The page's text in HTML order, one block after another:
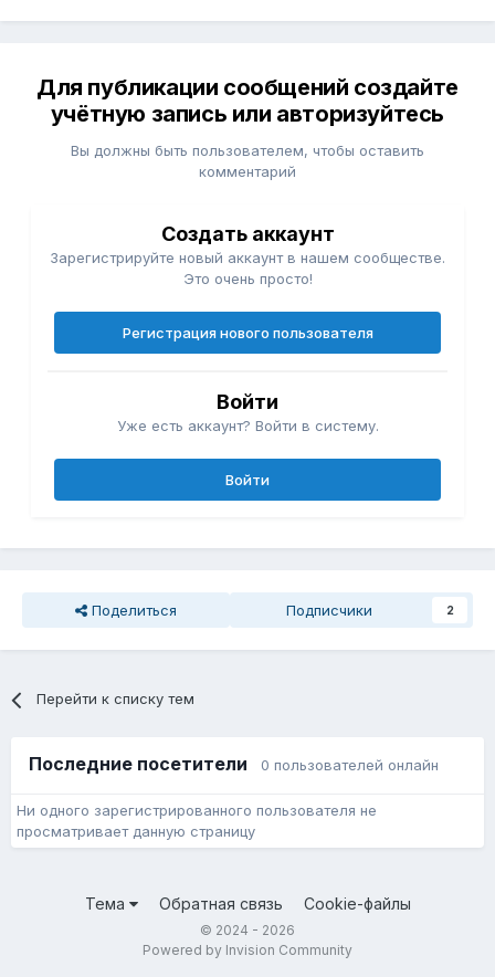
Для публикации сообщений создайте
учётную запись или авторизуйтесь
Вы должны быть пользователем, чтобы оставить
комментарий
Создать аккаунт
Зарегистрируйте новый аккаунт в нашем сообществе.
Это очень просто!
Регистрация нового пользователя
Войти
Уже есть аккаунт? Войти в систему.
Войти
Поделиться Подписчики 2
Перейти к списку тем
Последние посетители 0 пользователей онлайн
Ни одного зарегистрированного пользователя не
просматривает данную страницу
Тема Обратная связь Cookie-файлы
© 2024 - 2026
Powered by Invision Community